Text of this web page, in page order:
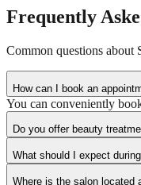
Frequently
Common questions about
How can I book an
You can conveniently
Do you offer beauty
What should I expect
Where is the salon located